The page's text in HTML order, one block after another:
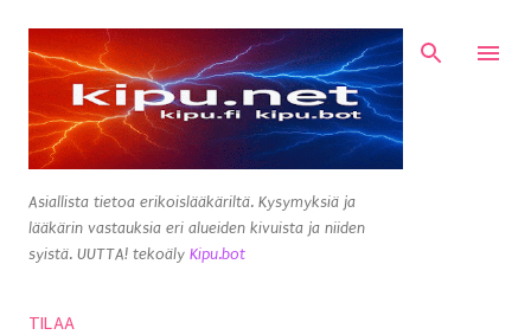
Siirry pääsisältöön
Asiallista tietoa erikoislääkäriltä. Kysymyksiä ja
lääkärin vastauksia eri alueiden kivuista ja niiden
syistä. UUTTA! tekoäly Kipu.bot
TILAA